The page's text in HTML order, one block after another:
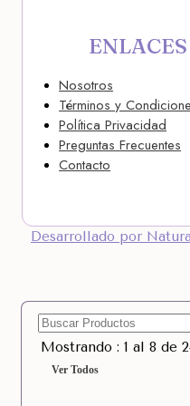
Nosotros
Términos y
Política Privacidad
Preguntas Frecuentes
Contacto
Desarrollado por
Mostrando : 1 al 8 de
Ver Todos